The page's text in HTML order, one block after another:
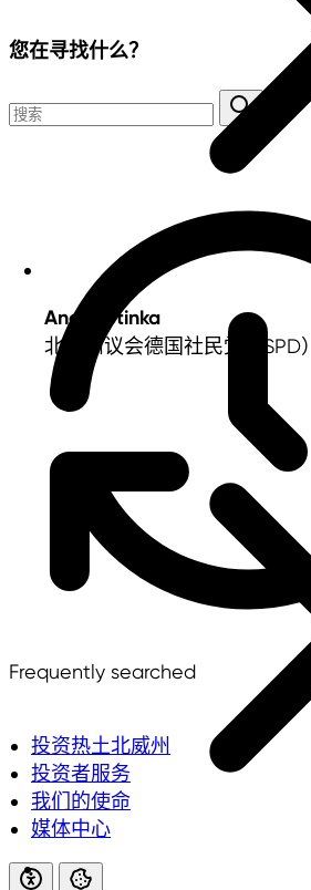
您在寻找什么？
Frequently searched
投资热土北威州
投资者服务
我们的使命
媒体中心
André Stinka
北威州议会德国社民党（SPD